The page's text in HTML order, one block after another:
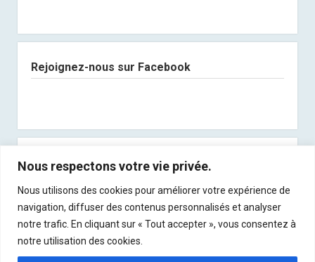
Nous respectons votre vie privée.
Nous utilisons des cookies pour améliorer votre expérience de
navigation, diffuser des contenus personnalisés et analyser
notre trafic. En cliquant sur « Tout accepter », vous consentez à
notre utilisation des cookies.
Rejoignez-nous sur Facebook
Abonnez-vous à notre newsletter
Recevez les derniers articles directement dans
votre boite mail !